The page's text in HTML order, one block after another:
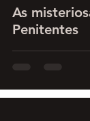
As
Penitentes